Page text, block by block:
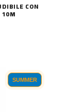
CON
10M
SUMMER